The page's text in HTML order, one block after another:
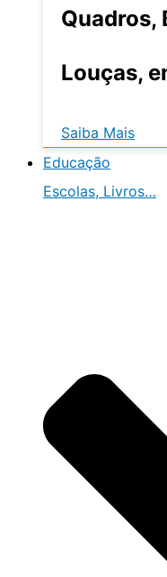
Quadros,
Louças,
Saiba Mais
Educação
Escolas, Livros…